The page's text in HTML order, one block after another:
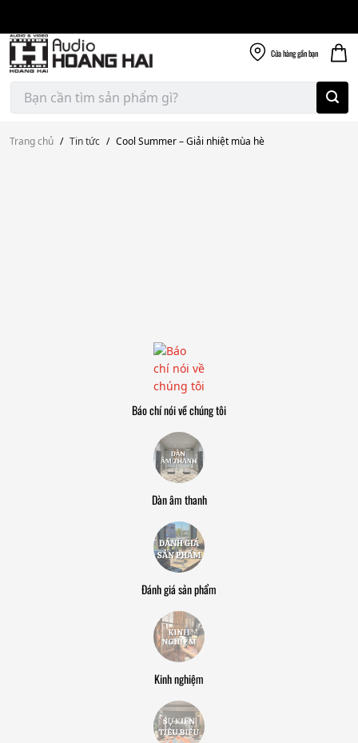
content
Cửa hànggần bạn
Tìm
kiếm:
Trang chủ / Tin tức / Cool Summer – Giải nhiệt mùa hè
Báo chí nói về chúng tôi
Dàn âm thanh
Đánh giá sản phẩm
Kinh nghiệm